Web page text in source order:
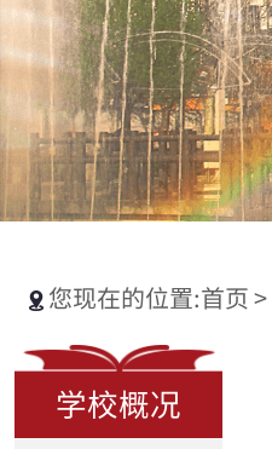
您现在的位置:首页 >
学校概况